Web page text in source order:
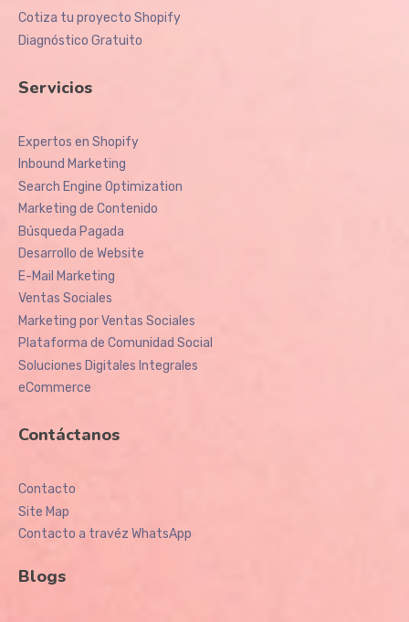
Cotiza tu proyecto Shopify
Diagnóstico Gratuito
Servicios
Expertos en Shopify
Inbound Marketing
Search Engine Optimization
Marketing de Contenido
Búsqueda Pagada
Desarrollo de Website
E-Mail Marketing
Ventas Sociales
Marketing por Ventas Sociales
Plataforma de Comunidad Social
Soluciones Digitales Integrales
eCommerce
Contáctanos
Contacto
Site Map
Contacto a travéz WhatsApp
Blogs